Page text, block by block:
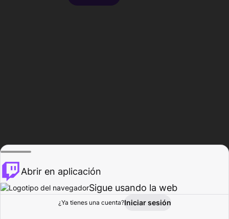
Explorar Actividad
Abrir en aplicación
Sigue usando la web
¿Ya tienes una cuenta?Iniciar sesión